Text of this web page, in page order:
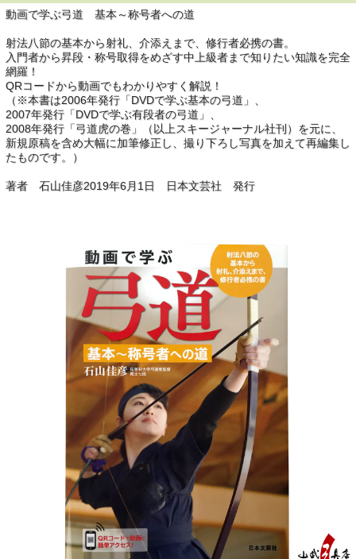
動画で学ぶ弓道 基本～称号者への道
射法八節の基本から射礼、介添えまで、修行者必携の書。
入門者から昇段・称号取得をめざす中上級者まで知りたい知識を完全
網羅！
QRコードから動画でもわかりやすく解説！
（※本書は2006年発行「DVDで学ぶ基本の弓道」、
2007年発行「DVDで学ぶ有段者の弓道」、
2008年発行「弓道虎の巻」（以上スキージャーナル社刊）を元に、
新規原稿を含め大幅に加筆修正し、撮り下ろし写真を加えて再編集し
たものです。）
著者 石山佳彦2019年6月1日 日本文芸社 発行